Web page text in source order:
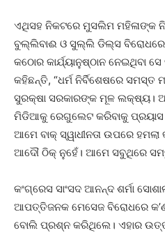
ଏଥିସହ ନିକଟରେ ମୁସଲିମ ମହିଳାଙ୍କ
ବୁଲ୍ଲିବାଈ ଓ ସୁଲ୍ଲି ଡିଲ୍ସ ବିରୋଧରେ
କଠୋର କାର୍ଯ୍ୟାନୁଷ୍ଠାନ ନେଇଥିବା
କହିଛନ୍ତି, “ଧର୍ମ ନିର୍ବିଶେଷରେ
ସୁରକ୍ଷା ସରକାରଙ୍କ ମୂଳ ଲକ୍ଷ୍ୟ।
ମିଡିଆକୁ ରେଗୁଲେଟ କରିବାକୁ ପ୍ରୟାସ
ଆମେ ବାକ୍‌ ସ୍ୱାଧୀନତା ଉପରେ
ଆଦୌ ଠିକ୍ ନୁହେଁ। ଆମେ ସବୁଥିରେ
କଂଗ୍ରେସ ସାଂସଦ ଆନନ୍ଦ ଶର୍ମା
ଆପତ୍ତିଜନକ ମେସେଜ ବିରୋଧରେ
ବୋଲି ପ୍ରଶ୍ନ କରିଥିଲେ। ଏହାର